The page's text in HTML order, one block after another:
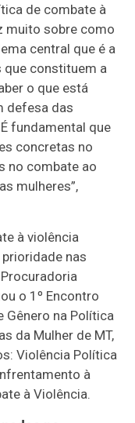
de combate à
muito sobre como
central que é a
que constituem a
o que está
defesa das
fundamental que
concretas no
no combate ao
mulheres”,
à violência
nas
o 1º Encontro
Gênero na Política
da Mulher de MT,
Violência Política
à
à Violência.